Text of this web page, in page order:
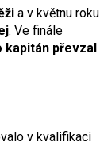
a v květnu roku
. Ve finále
kapitán převzal
v kvalifikaci